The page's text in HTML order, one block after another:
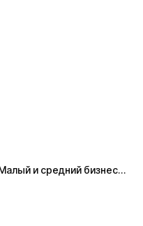
и средний бизнес…